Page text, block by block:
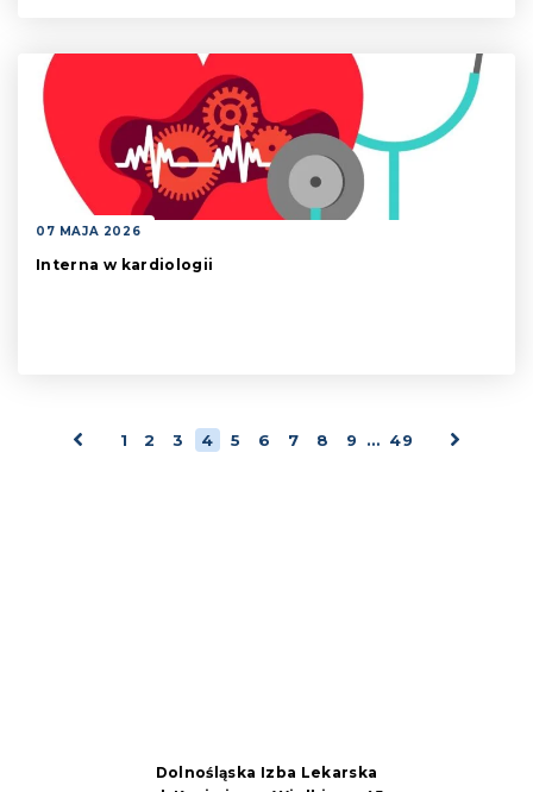
07 MAJA 2026
Interna w kardiologii
1 2 3 4 5 6 7 8 9 … 49
Dolnośląska Izba Lekarska